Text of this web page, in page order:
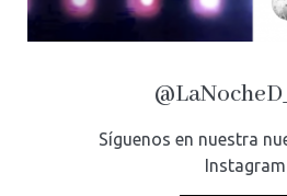
Síguenos en nuestra
Instagram